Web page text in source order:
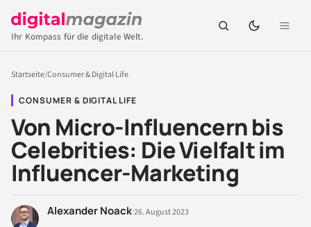
Ihr Kompass für die digitale Welt.
Startseite/Consumer & Digital Life
CONSUMER & DIGITAL LIFE
Von Micro-Influencern bis
Celebrities: Die Vielfalt im
Influencer-Marketing
Alexander Noack·26. August 2023